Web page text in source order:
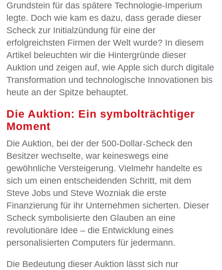
Grundstein für das spätere Technologie-Imperium
legte. Doch wie kam es dazu, dass gerade dieser
Scheck zur Initialzündung für eine der
erfolgreichsten Firmen der Welt wurde? In diesem
Artikel beleuchten wir die Hintergründe dieser
Auktion und zeigen auf, wie Apple sich durch digitale
Transformation und technologische Innovationen bis
heute an der Spitze behauptet.
Die Auktion: Ein symbolträchtiger
Moment
Die Auktion, bei der der 500-Dollar-Scheck den
Besitzer wechselte, war keineswegs eine
gewöhnliche Versteigerung. Vielmehr handelte es
sich um einen entscheidenden Schritt, mit dem
Steve Jobs und Steve Wozniak die erste
Finanzierung für ihr Unternehmen sicherten. Dieser
Scheck symbolisierte den Glauben an eine
revolutionäre Idee – die Entwicklung eines
personalisierten Computers für jedermann.
Die Bedeutung dieser Auktion lässt sich nur